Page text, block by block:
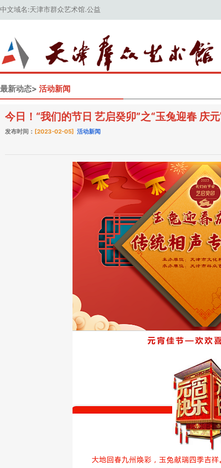
中文域名:天津市群众艺术馆.公益
最新动态> 活动新闻
今日！“我们的节日 艺启癸卯”之“玉兔迎春 庆
发布时间： [2023-02-05] 活动新闻